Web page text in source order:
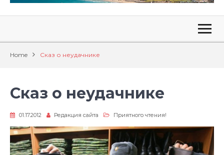
Home Сказ о неудачнике
Сказ о неудачнике
01.17.2012 Редакция сайта Приятного чтения!